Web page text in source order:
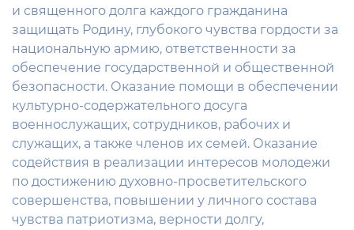
и священного долга каждого гражданина
защищать Родину, глубокого чувства гордости за
национальную армию, ответственности за
обеспечение государственной и общественной
безопасности. Оказание помощи в обеспечении
культурно-содержательного досуга
военнослужащих, сотрудников, рабочих и
служащих, а также членов их семей. Оказание
содействия в реализации интересов молодежи
по достижению духовно-просветительского
совершенства, повышении у личного состава
чувства патриотизма, верности долгу,